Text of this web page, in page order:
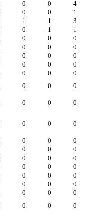
0 0 4
0 0 1
1 1 3
0 -1 1
0 0 0
0 0 0
0 0 0
0 0 0
0 0 0
0 0 0
0 0 0
0 0 0
0 0 0
0 0 0
0 0 0
0 0 0
0 0 0
0 0 0
0 0 0
0 0 0